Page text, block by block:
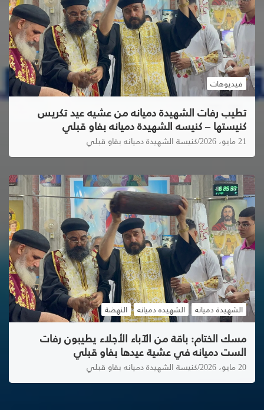
فيديوهات
تطيب رفات الشهيدة دميانه من عشيه عيد تكريس
كنيستها – كنيسه الشهيدة دميانه بفاو قبلي
21 مايو، 2026 كنيسة الشهيدة دميانه بفاو قبلي
الشهيدة دميانه الشهيده دميانه النهضة
مسك الختام: باقة من الآباء الأجلاء يطيبون رفات
الست دميانه في عشية عيدها بفاو قبلي
20 مايو، 2026 كنيسة الشهيدة دميانه بفاو قبلي